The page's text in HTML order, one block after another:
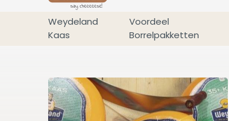
Weydeland
Kaas
Voordeel
Borrelpakketten